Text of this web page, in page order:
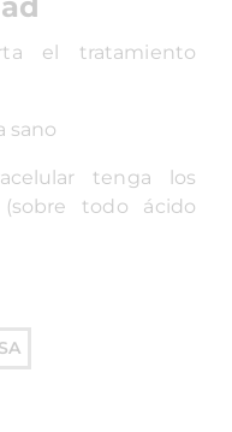
el tratamiento
sano
tenga los
todo ácido